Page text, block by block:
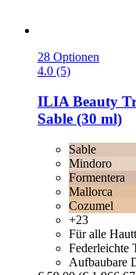
28 Optionen
4.0 (5)
ILIA Beauty
Sable (30 ml)
Sable
Mindoro
Formentera
Mallorca
Cozumel
+23
Für alle
Federleichte
Aufbaubare